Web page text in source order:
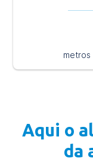
Aqui o
da